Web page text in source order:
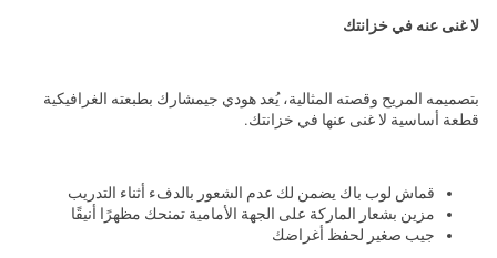
لا غنى عنه في خزانتك
بتصميمه المريح وقصته المثالية، يُعد هودي جيمشارك بطبعته الغرافيكية
قطعة أساسية لا غنى عنها في خزانتك.
قماش لوب باك يضمن لك عدم الشعور بالدفء أثناء التدريب
مزين بشعار الماركة على الجهة الأمامية تمنحك مظهرًا أنيقًا
جيب صغير لحفظ أغراضك